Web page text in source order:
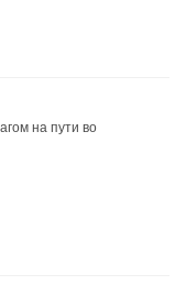
на пути во